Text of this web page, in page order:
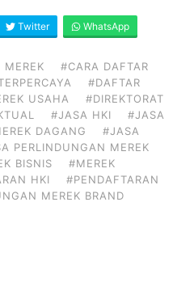
Twitter WhatsApp
MEREK
#CARA DAFTAR
#DAFTAR
USAHA
#DIREKTORAT
#JASA HKI
#JASA
DAGANG
#JASA
PERLINDUNGAN MEREK
BISNIS
#MEREK
HKI
#PENDAFTARAN
MEREK BRAND